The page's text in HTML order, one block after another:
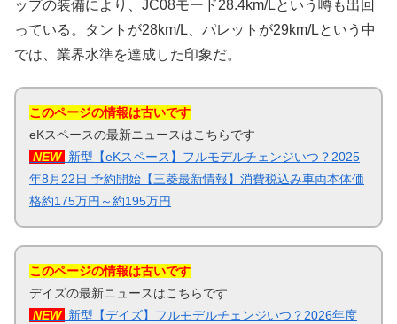
ップの装備により、JC08モード28.4km/Lという噂も出回
っている。タントが28km/L、パレットが29km/Lという中
では、業界水準を達成した印象だ。
このページの情報は古いです
eKスペースの最新ニュースはこちらです
NEW 新型【eKスペース】フルモデルチェンジいつ？2025
年8月22日 予約開始【三菱最新情報】消費税込み車両本体価
格約175万円～約195万円
このページの情報は古いです
デイズの最新ニュースはこちらです
NEW 新型【デイズ】フルモデルチェンジいつ？2026年度